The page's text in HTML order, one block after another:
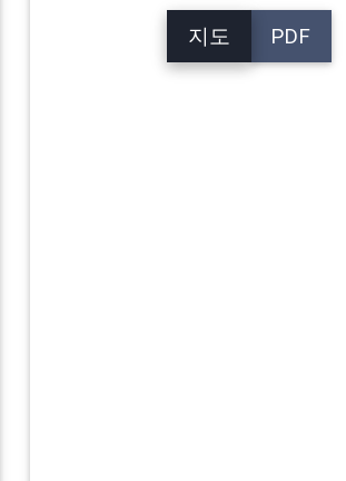
지도 PDF